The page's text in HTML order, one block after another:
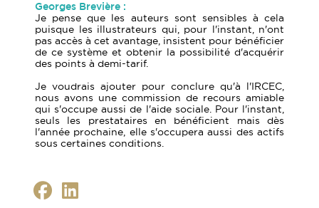
Georges Brevière :
Je pense que les auteurs sont sensibles à cela
puisque les illustrateurs qui, pour l'instant, n'ont
pas accès à cet avantage, insistent pour bénéficier
de ce système et obtenir la possibilité d'acquérir
des points à demi-tarif.
Je voudrais ajouter pour conclure qu'à l'IRCEC,
nous avons une commission de recours amiable
qui s'occupe aussi de l'aide sociale. Pour l'instant,
seuls les prestataires en bénéficient mais dès
l'année prochaine, elle s'occupera aussi des actifs
sous certaines conditions.